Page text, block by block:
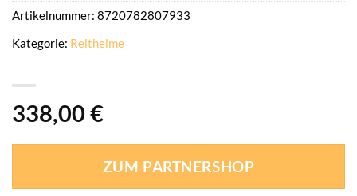
338,00 €
ZUM PARTNERSHOP
Artikelnummer: 8720782807933
Kategorie: Reithelme